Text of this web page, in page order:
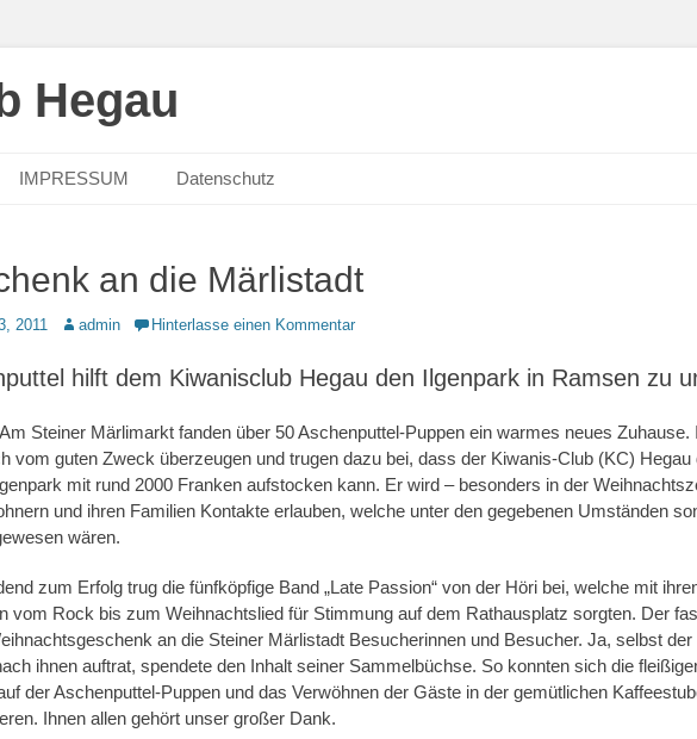
Hegau
IMPRESSUM Datenschutz
an die Märlistadt
2011 Autoradmin Hinterlasse einen Kommentar
hilft dem Kiwanisclub Hegau den Ilgenpark in Ramsen zu
Steiner Märlimarkt fanden über 50 Aschenputtel-Puppen ein warmes neues Zuhause.
vom guten Zweck überzeugen und trugen dazu bei, dass der Kiwanis-Club (KC) Hegau
mit rund 2000 Franken aufstocken kann. Er wird – besonders in der
und ihren Familien Kontakte erlauben, welche unter den gegebenen Umständen
wären.
zum Erfolg trug die fünfköpfige Band „Late Passion“ von der Höri bei, welche mit
vom Rock bis zum Weihnachtslied für Stimmung auf dem Rathausplatz sorgten. Der
an die Steiner Märlistadt Besucherinnen und Besucher. Ja, selbst
ihnen auftrat, spendete den Inhalt seiner Sammelbüchse. So konnten sich die
der Aschenputtel-Puppen und das Verwöhnen der Gäste in der gemütlichen
Ihnen allen gehört unser großer Dank.